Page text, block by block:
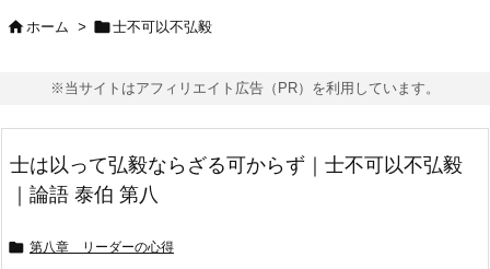
 ホーム > 士不可以不弘毅
※当サイトはアフィリエイト広告（PR）を利用しています。
士は以って弘毅ならざる可からず｜士不可以不弘毅
｜論語 泰伯 第八
 第八章 リーダーの心得